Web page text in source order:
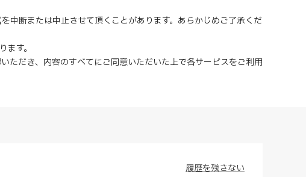
中断または中止させて頂くことがあります。あらかじめご了承くだ
す。
ただき、内容のすべてにご同意いただいた上で各サービスをご利用
履歴を残さない